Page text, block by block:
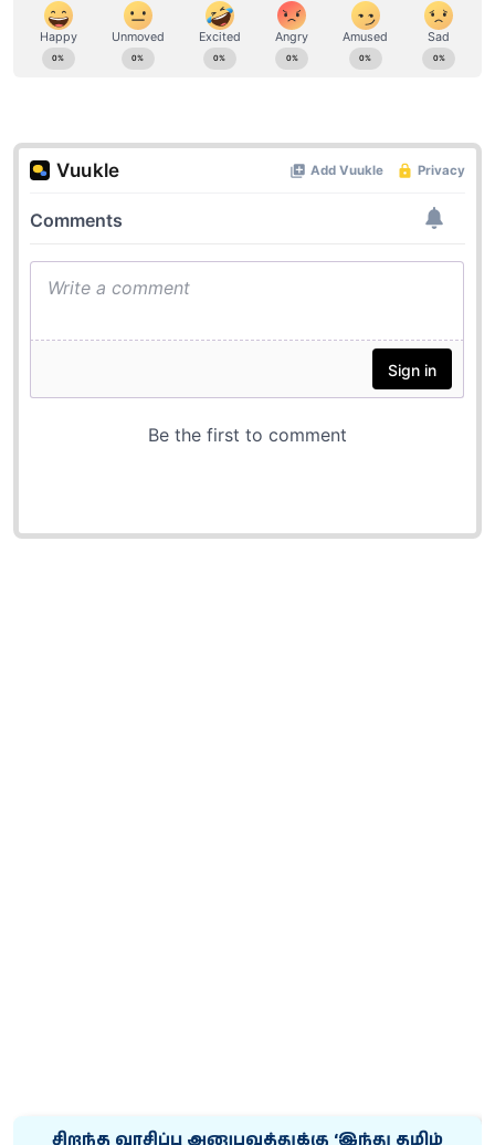
சிறந்த வாசிப்பு அனுபவத்துக்கு ‘இந்து தமிழ்